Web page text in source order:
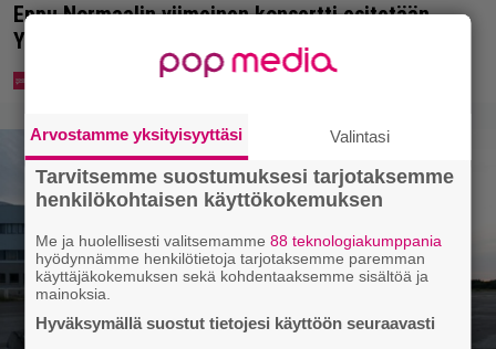
Eppu Normaalin viimeinen konsertti esitetään
Ylellä
Arvostamme yksityisyyttäsi Valintasi
Tarvitsemme suostumuksesi tarjotaksemme
henkilökohtaisen käyttökokemuksen
Me ja huolellisesti valitsemamme88 teknologiakumppania
hyödynnämme henkilötietoja tarjotaksemme paremman
käyttäjäkokemuksen sekä kohdentaaksemme sisältöä ja
mainoksia.
Hyväksymällä suostut tietojesi käyttöön seuraavasti